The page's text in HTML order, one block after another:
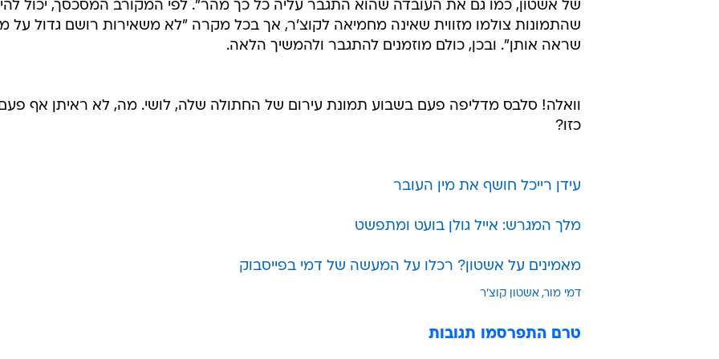
של אשטון, כמו גם את העובדה שהוא התגבר עליה כל כך מהר". לפי המקורב המסכסך, יכול
שהתמונות צולמו מזווית שאינה מחמיאה לקוצ'ר, אך בכל מקרה "לא משאירות רושם גדול על
שראה אותן". ובכן, כולם מוזמנים להתגבר ולהמשיך הלאה.
וואלה! סלבס מדליפה פעם בשבוע תמונת עירום של החתולה שלה, לושי. מה, לא ראיתן אף
כזו?
עידן רייכל חושף את מין העובר
מלך המגרש: אייל גולן בועט ומתפשט
מאמינים על אשטון? רכלו על המעשה של דמי בפייסבוק
דמי מור אשטון קוצ'ר
טרם התפרסמו תגובות